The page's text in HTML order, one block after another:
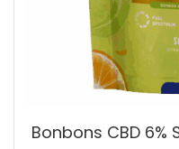
Bonbons CBD 6%